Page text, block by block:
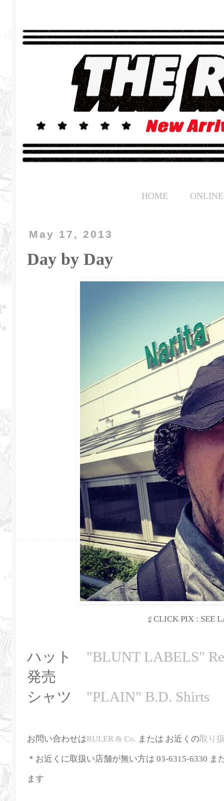
HOME
May 17, 2013
Day by Day
☝CLICK PIX : SEE
ハット "BLUNT LABELS"
発売
シャツ "PLAIN" B.D. Shirts
お問い合わせはRULER & Co. または お近くの取り
＊お近くに取扱い店舗が無い方は 03-6315-6330 ま
ます